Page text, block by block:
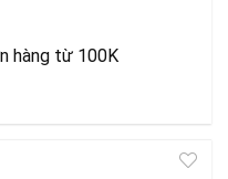
hàng từ 100K